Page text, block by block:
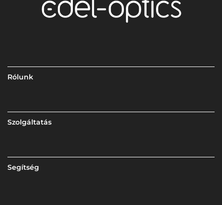
Rólunk
Szolgáltatás
Segítség